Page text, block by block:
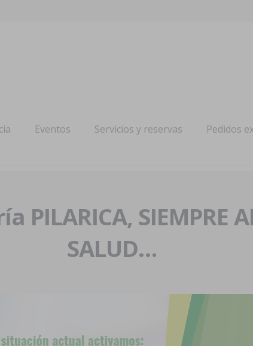
Eventos Servicios y reservas Pedidos
PILARICA, SIEMPRE
SALUD…